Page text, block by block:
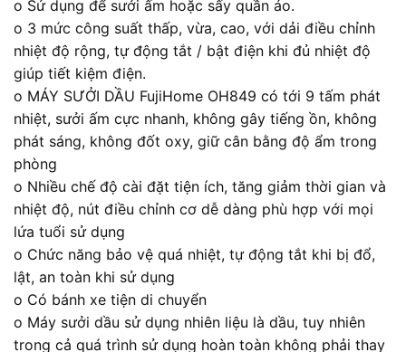
o Sử dụng để sưởi ấm hoặc sấy quần áo.
o 3 mức công suất thấp, vừa, cao, với dải điều chỉnh
nhiệt độ rộng, tự động tắt / bật điện khi đủ nhiệt độ
giúp tiết kiệm điện.
o MÁY SƯỞI DẦU FujiHome OH849 có tới 9 tấm phát
nhiệt, sưởi ấm cực nhanh, không gây tiếng ồn, không
phát sáng, không đốt oxy, giữ cân bằng độ ẩm trong
phòng
o Nhiều chế độ cài đặt tiện ích, tăng giảm thời gian và
nhiệt độ, nút điều chỉnh cơ dễ dàng phù hợp với mọi
lứa tuổi sử dụng
o Chức năng bảo vệ quá nhiệt, tự động tắt khi bị đổ,
lật, an toàn khi sử dụng
o Có bánh xe tiện di chuyển
o Máy sưởi dầu sử dụng nhiên liệu là dầu, tuy nhiên
trong cả quá trình sử dụng hoàn toàn không phải thay